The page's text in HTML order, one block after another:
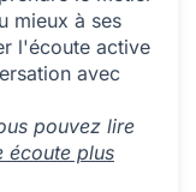
mieux à ses
l'écoute active
avec
pouvez lire
écoute plus